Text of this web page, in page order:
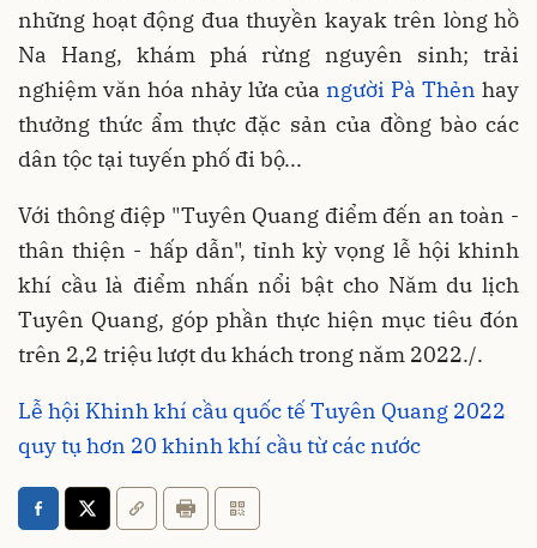
những hoạt động đua thuyền kayak trên lòng hồ
Na Hang, khám phá rừng nguyên sinh; trải
nghiệm văn hóa nhảy lửa củangười Pà Thẻn hay
thưởng thức ẩm thực đặc sản của đồng bào các
dân tộc tại tuyến phố đi bộ...
Với thông điệp "Tuyên Quang điểm đến an toàn -
thân thiện - hấp dẫn", tỉnh kỳ vọng lễ hội khinh
khí cầu là điểm nhấn nổi bật cho Năm du lịch
Tuyên Quang, góp phần thực hiện mục tiêu đón
trên 2,2 triệu lượt du khách trong năm 2022./.
Lễ hội Khinh khí cầu quốc tế Tuyên Quang 2022
quy tụ hơn 20 khinh khí cầu từ các nước